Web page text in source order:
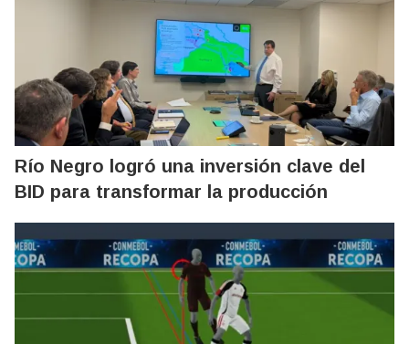
Río Negro logró una inversión clave del
BID para transformar la producción